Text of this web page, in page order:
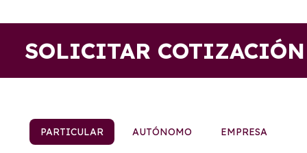
SOLICITAR COTIZACIÓN
PARTICULAR AUTÓNOMO EMPRESA